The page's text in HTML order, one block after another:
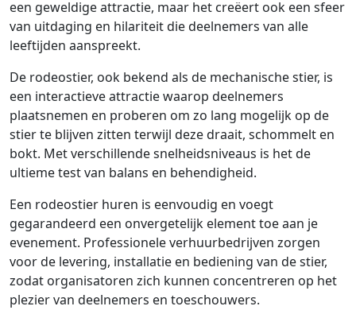
een geweldige attractie, maar het creëert ook een sfeer
van uitdaging en hilariteit die deelnemers van alle
leeftijden aanspreekt.
De rodeostier, ook bekend als de mechanische stier, is
een interactieve attractie waarop deelnemers
plaatsnemen en proberen om zo lang mogelijk op de
stier te blijven zitten terwijl deze draait, schommelt en
bokt. Met verschillende snelheidsniveaus is het de
ultieme test van balans en behendigheid.
Een rodeostier huren is eenvoudig en voegt
gegarandeerd een onvergetelijk element toe aan je
evenement. Professionele verhuurbedrijven zorgen
voor de levering, installatie en bediening van de stier,
zodat organisatoren zich kunnen concentreren op het
plezier van deelnemers en toeschouwers.